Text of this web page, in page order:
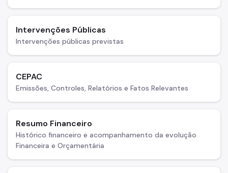
Intervenções Públicas
Intervenções públicas previstas
CEPAC
Emissões, Controles, Relatórios e Fatos Relevantes
Resumo Financeiro
Histórico financeiro e acompanhamento da evolução
Financeira e Orçamentária